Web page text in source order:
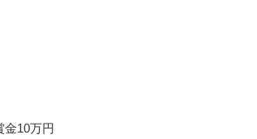
10万円